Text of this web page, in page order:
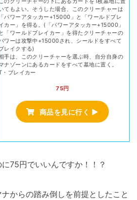
てもよい。そうした場合、このクリーチャーは
「パワーアタッカー+15000」と「ワールドブレ
カー」を得る。(「パワーアタッカー+15000」
と「ワールドブレイカー」を得たクリーチャーの
ワーは攻撃中+15000され、シールドをすべて
レイクする)
手は、このクリーチャーを選ぶ時、自分自身の
ナゾーンにあるカードをすべて墓地に置く。
・ブレイカー
75円
商品を見に行く ▶
75円でいいんですか！！？
からの踏み倒しを前提としたこと